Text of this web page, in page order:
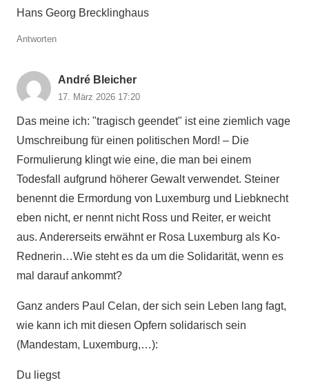
Hans Georg Brecklinghaus
Antworten
André Bleicher
17. März 2026 17:20
Das meine ich: "tragisch geendet" ist eine ziemlich vage
Umschreibung für einen politischen Mord! – Die
Formulierung klingt wie eine, die man bei einem
Todesfall aufgrund höherer Gewalt verwendet. Steiner
benennt die Ermordung von Luxemburg und Liebknecht
eben nicht, er nennt nicht Ross und Reiter, er weicht
aus. Andererseits erwähnt er Rosa Luxemburg als Ko-
Rednerin…Wie steht es da um die Solidarität, wenn es
mal darauf ankommt?
Ganz anders Paul Celan, der sich sein Leben lang fagt,
wie kann ich mit diesen Opfern solidarisch sein
(Mandestam, Luxemburg,…):
Du liegst